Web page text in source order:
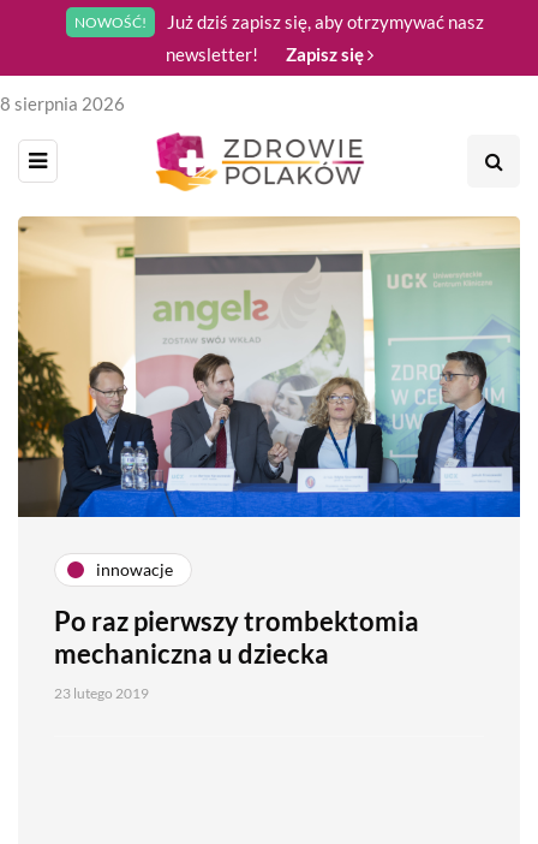
NOWOŚĆ!
Już dziś zapisz się, aby otrzymywać nasz
newsletter!
Zapisz się
8 sierpnia 2026
innowacje
Po raz pierwszy trombektomia
mechaniczna u dziecka
23 lutego 2019